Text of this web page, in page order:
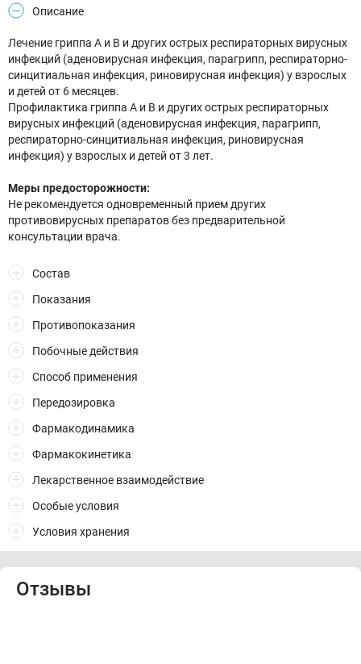
Описание
Лечение гриппа A и B и других острых респираторных вирусных
инфекций (аденовирусная инфекция, парагрипп, респираторно-
синцитиальная инфекция, риновирусная инфекция) у взрослых
и детей от 6 месяцев.
Профилактика гриппа А и В и других острых респираторных
вирусных инфекций (аденовирусная инфекция, парагрипп,
респираторно-синцитиальная инфекция, риновирусная
инфекция) у взрослых и детей от 3 лет.
Меры предосторожности:
Не рекомендуется одновременный прием других
противовирусных препаратов без предварительной
консультации врача.
Состав
Показания
Противопоказания
Побочные действия
Способ применения
Передозировка
Фармакодинамика
Фармакокинетика
Лекарственное взаимодействие
Особые условия
Условия хранения
Отзывы